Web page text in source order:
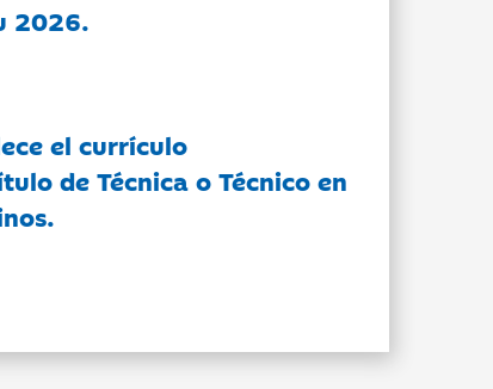
2026.
el currículo
de Técnica o Técnico en